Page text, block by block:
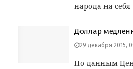
народа на себя
Доллар
29 декабря 2015,
По данным